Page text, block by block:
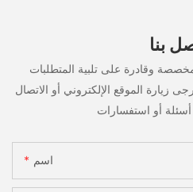
بنا
وقادرة على تلبية المتطلبات
زيارة الموقع الإلكتروني أو الاتصال
اسم